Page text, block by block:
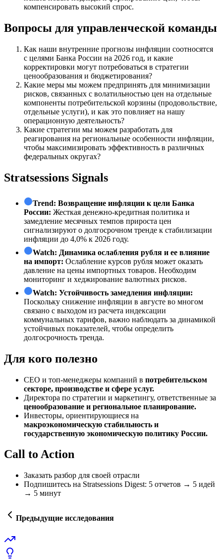
компенсировать высокий спрос.
Вопросы для управленческой команды
Как наши внутренние прогнозы инфляции соотносятся
с целями Банка России на 2026 год, и какие
корректировки могут потребоваться в стратегии
ценообразования и бюджетирования?
Какие меры мы можем предпринять для минимизации
рисков, связанных с волатильностью цен на отдельные
компоненты потребительской корзины (продовольствие,
отдельные услуги), и как это повлияет на нашу
операционную деятельность?
Какие стратегии мы можем разработать для
реагирования на региональные особенности инфляции,
чтобы максимизировать эффективность в различных
федеральных округах?
Stratsessions Signals
Trend: Возвращение инфляции к цели Банка
России: Жесткая денежно-кредитная политика и
замедление месячных темпов прироста цен
сигнализируют о долгосрочном тренде к стабилизации
инфляции до 4,0% к 2026 году.
Watch: Динамика ослабления рубля и ее влияние
на импорт: Ослабление курсов рубля может оказать
давление на цены импортных товаров. Необходим
мониторинг и хеджирование валютных рисков.
Watch: Устойчивость замедления инфляции:
Поскольку снижение инфляции в августе во многом
связано с выходом из расчета индексации
коммунальных тарифов, важно наблюдать за динамикой
устойчивых показателей, чтобы определить
долгосрочность тренда.
Для кого полезно
СЕО и топ-менеджеры компаний в потребительском
секторе, производстве и сфере услуг.
Директора по стратегии и маркетингу, ответственные за
ценообразование и региональное планирование.
Инвесторы, ориентирующиеся на
макроэкономическую стабильность и
государственную экономическую политику России.
Call to Action
Заказать разбор для своей отрасли
Подпишитесь на Stratsessions Digest: 5 отчетов → 5 идей
→ 5 минут
Предыдущие исследования